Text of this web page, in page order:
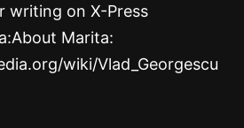
writing on X-Press
Marita:
wiki/Vlad_Georgescu